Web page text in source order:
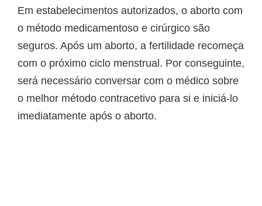
Em estabelecimentos autorizados, o aborto com
o método medicamentoso e cirúrgico são
seguros. Após um aborto, a fertilidade recomeça
com o próximo ciclo menstrual. Por conseguinte,
será necessário conversar com o médico sobre
o melhor método contracetivo para si e iniciá-lo
imediatamente após o aborto.